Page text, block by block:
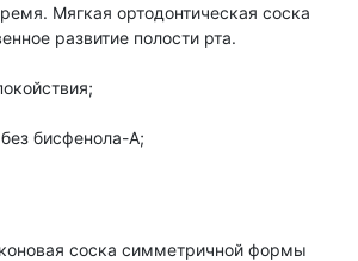
Мягкая ортодонтическая соска
развитие полости рта.
бисфенола-А;
соска симметричной формы